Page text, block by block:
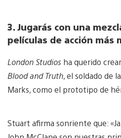
3. Jugarás con una
películas de acción más
London Studios ha querido
Blood and Truth, el soldado de
Marks, como el prototipo de
Stuart afirma sonriente que: